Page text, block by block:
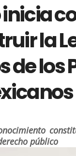
inicia
la
de los
público